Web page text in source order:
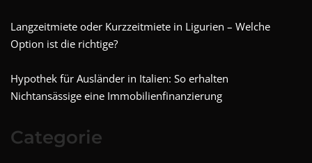
Langzeitmiete oder Kurzzeitmiete in Ligurien – Welche
Option ist die richtige?
Hypothek für Ausländer in Italien: So erhalten
Nichtansässige eine Immobilienfinanzierung
Categorie